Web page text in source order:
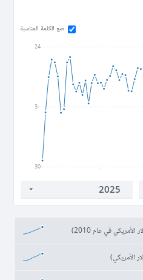
ضع الكلمة المناسبة
-30
-3
24
الأمريكي في عام 2010)
الأمريكي)